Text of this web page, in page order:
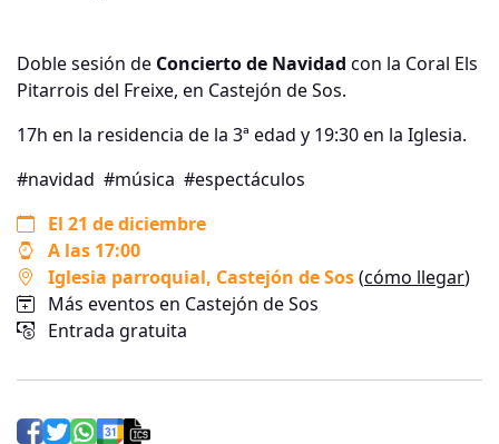
Doble sesión de Concierto de Navidad con la Coral Els
Pitarrois del Freixe, en Castejón de Sos.
17h en la residencia de la 3ª edad y 19:30 en la Iglesia.
#navidad #música #espectáculos
El 21 de diciembre
A las 17:00
Iglesia parroquial, Castejón de Sos(cómo llegar)
Más eventos en Castejón de Sos
Entrada gratuita